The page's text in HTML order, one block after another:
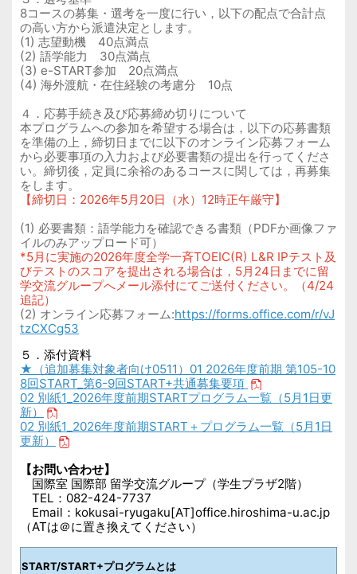
8コースの募集・選考を一度に行い，以下の配点で合計点
の高い方から派遣決定とします。
(1) 志望動機 40点満点
(2) 語学能力 30点満点
(3) e-START参加 20点満点
(4) 海外渡航・在住経験の考慮分 10点
４．応募手続き及び応募締め切りについて
本プログラムへの参加を希望する場合は，以下の応募書類
を準備の上，締切日までに以下のオンライン応募フォーム
から必要事項の入力および必要書類の提出を行ってくださ
い。締切後，定員に余裕のあるコースに関しては，再募集
をします。
【締切日：2026年5月20日（水）12時正午厳守】
(1) 必要書類：語学能力を確認できる書類（PDFか画像ファ
イルのみアップロード可）
*5月に実施の2026年度全学一斉TOEIC(R) L&R IPテスト及
びテストのスコアを提出される場合は，5月24日までに留
学交流グループへメール添付にてご送付ください。（4/24
追記）
(2) オンライン応募フォーム:https://forms.office.com/r/vJ
tzCXCg53
５．添付資料
★（追加募集対象者向け0511）01 2026年度前期 第105-10
8回START_第6-9回START+共通募集要項
02 別紙1_2026年度前期STARTプログラム一覧（5月1日更
新）
02 別紙1_2026年度前期START＋プログラム一覧（5月1日
更新）
【お問い合わせ】
国際室 国際部 留学交流グループ（学生プラザ2階）
TEL：082-424-7737
Email：kokusai-ryugaku[AT]office.hiroshima-u.ac.jp
（ATは＠に置き換えてください）
START/START+プログラムとは